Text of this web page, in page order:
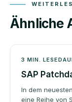
Ähnliche
Patchday
3 MIN.
SAP
In dem
eine Reihe von